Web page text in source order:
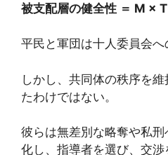
被支配層の健全性 ＝ M × T
平民と軍団は十人委員会へ
しかし、共同体の秩序を
たわけではない。
彼らは無差別な略奪や私
化し、指導者を選び、交